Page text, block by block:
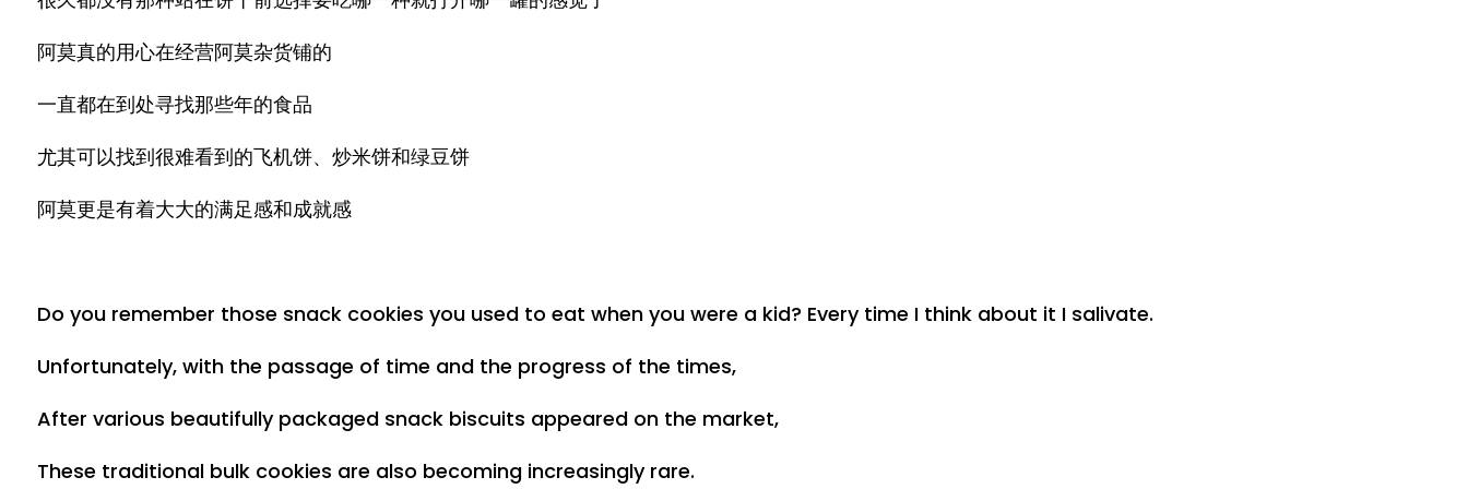
阿莫真的用心在经营阿莫杂货铺的
一直都在到处寻找那些年的食品
尤其可以找到很难看到的飞机饼、炒米饼和绿豆饼
阿莫更是有着大大的满足感和成就感
Do you remember those snack cookies you used to eat when you were a kid? Every time I think about it I salivate.
Unfortunately, with the passage of time and the progress of the times,
After various beautifully packaged snack biscuits appeared on the market,
These traditional bulk cookies are also becoming increasingly rare.